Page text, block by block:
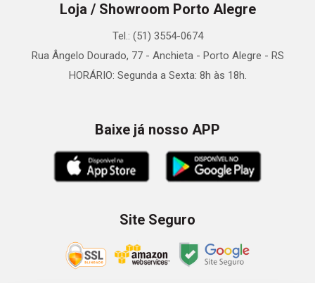
Loja / Showroom Porto Alegre
Tel.: (51) 3554-0674
Rua Ângelo Dourado, 77 - Anchieta - Porto Alegre - RS
HORÁRIO: Segunda a Sexta: 8h às 18h.
Baixe já nosso APP
Site Seguro